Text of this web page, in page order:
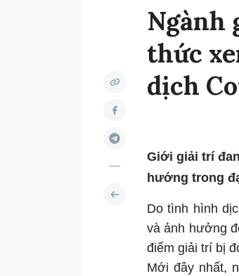
Ngành
thức
dịch
Giới giải trí
hướng trong
Do tình hình
và ảnh hưởng
điểm giải trí bị
Mới đây nhất,